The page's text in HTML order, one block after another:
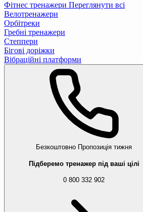
Фітнес тренажери Переглянути всі
Велотренажери
Орбітреки
Гребні тренажери
Степпери
Бігові доріжки
Вібраційні платформи
Безкоштовно Пропозиція тижня
Підберемо тренажер під ваші цілі
0 800 332 902